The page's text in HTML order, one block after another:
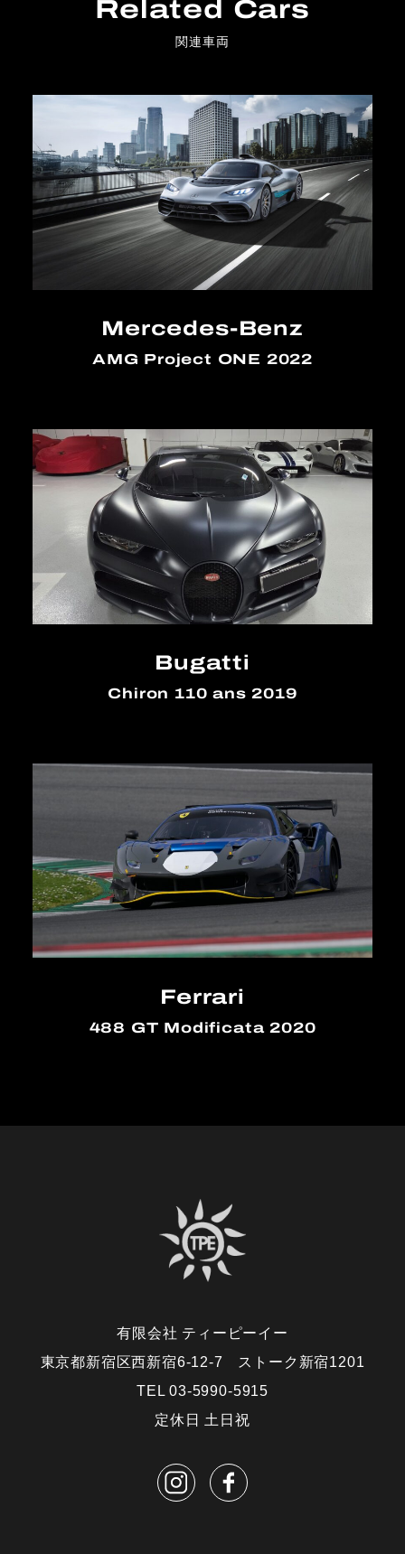
Related Cars
関連車両
Mercedes-Benz
AMG Project ONE 2022
Bugatti
Chiron 110 ans 2019
Ferrari
488 GT Modificata 2020
有限会社 ティーピーイー
東京都新宿区西新宿6-12-7 ストーク新宿1201
TEL 03-5990-5915
定休日 土日祝